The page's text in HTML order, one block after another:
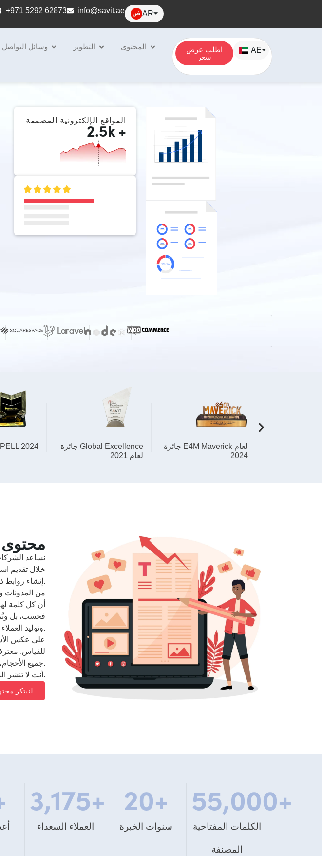
+971 5292 62873 info@savit.ae AR⏷
وسائل التواصل التطوير المحتوى
اطلب عرض
سعر
AE⏷
المواقع الإلكترونية المصممة
2.5k +
2024
جائزة Global Excellence
لعام 2021
جائزة E4M Maverick لعام
2024
محتوى
خلال تقديم
إنشاء روابط ذات معنى بين علامتك التجارية وجمهورك.
من المدونات
أن كل كلمة
فحسب، بل
وتوليد العملاء المحتملين.
على عكس
للقياس.
جميع الأحجام، سواء كنت شركة ناشئة تبني الوعي أو مؤسسة تُوسع وجودها الرقمي.
مع Savit Interactive، أنت لا تنشر المحتوى فقط – بل تخلق قصصًا تبني الثقة وتعزز النجاح طويل الأمد.
لنبتكر
العملاء السعداء
3,175+
سنوات الخبرة
20+
الكلمات المفتاحية
المصنفة
55,000+